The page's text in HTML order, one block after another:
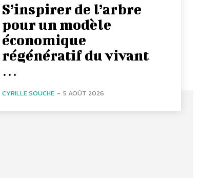
S’inspirer de l’arbre
pour un modèle
économique
régénératif du vivant
…
CYRILLE SOUCHE - 5 AOÛT 2026